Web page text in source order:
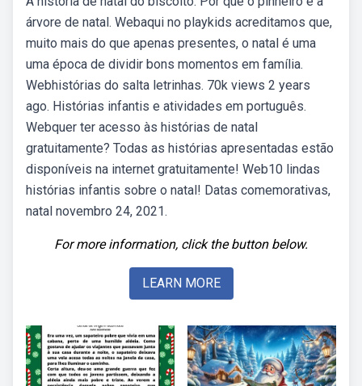
árvore de natal. Webaqui no playkids acreditamos que,
muito mais do que apenas presentes, o natal é uma
uma época de dividir bons momentos em família.
Webhistórias do salta letrinhas. 70k views 2 years
ago. Histórias infantis e atividades em português.
Webquer ter acesso às histórias de natal
gratuitamente? Todas as histórias apresentadas estão
disponíveis na internet gratuitamente! Web10 lindas
histórias infantis sobre o natal! Datas comemorativas,
natal novembro 24, 2021.
For more information, click the button below.
LEARN MORE